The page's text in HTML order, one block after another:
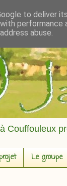
Couffouleux
Le groupe
to deliver
abuse.